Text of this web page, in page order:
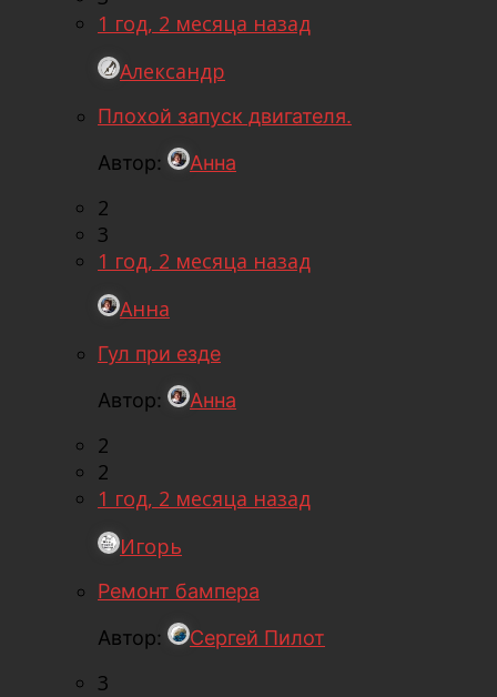
1 год, 2 месяца назад
Александр
Плохой запуск двигателя.
Автор:
Анна
2
3
1 год, 2 месяца назад
Анна
Гул при езде
Автор:
Анна
2
2
1 год, 2 месяца назад
Игорь
Ремонт бампера
Автор:
Сергей Пилот
3